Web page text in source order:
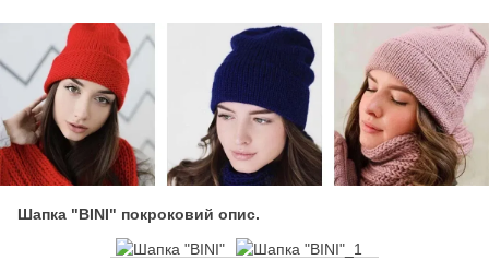
Шапка "BINI" покроковий опис.